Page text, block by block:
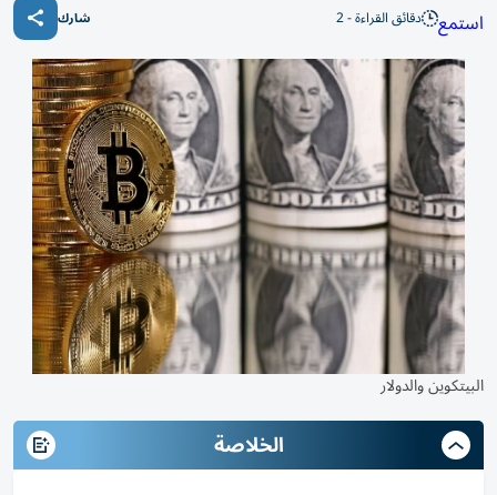
استمع دقائق القراءة - 2 شارك
البيتكوين والدولار
الخلاصة